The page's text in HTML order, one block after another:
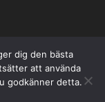
dig den bästa
att använda
godkänner detta.